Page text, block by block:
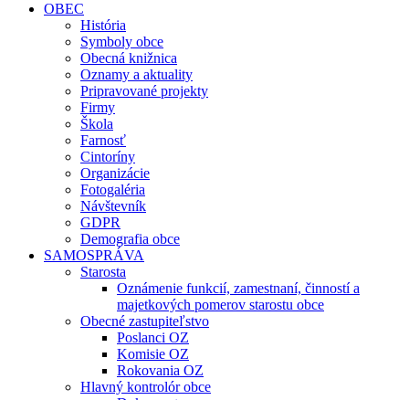
OBEC
História
Symboly obce
Obecná knižnica
Oznamy a aktuality
Pripravované projekty
Firmy
Škola
Farnosť
Cintoríny
Organizácie
Fotogaléria
Návštevník
GDPR
Demografia obce
SAMOSPRÁVA
Starosta
Oznámenie funkcií, zamestnaní, činností a
majetkových pomerov starostu obce
Obecné zastupiteľstvo
Poslanci OZ
Komisie OZ
Rokovania OZ
Hlavný kontrolór obce